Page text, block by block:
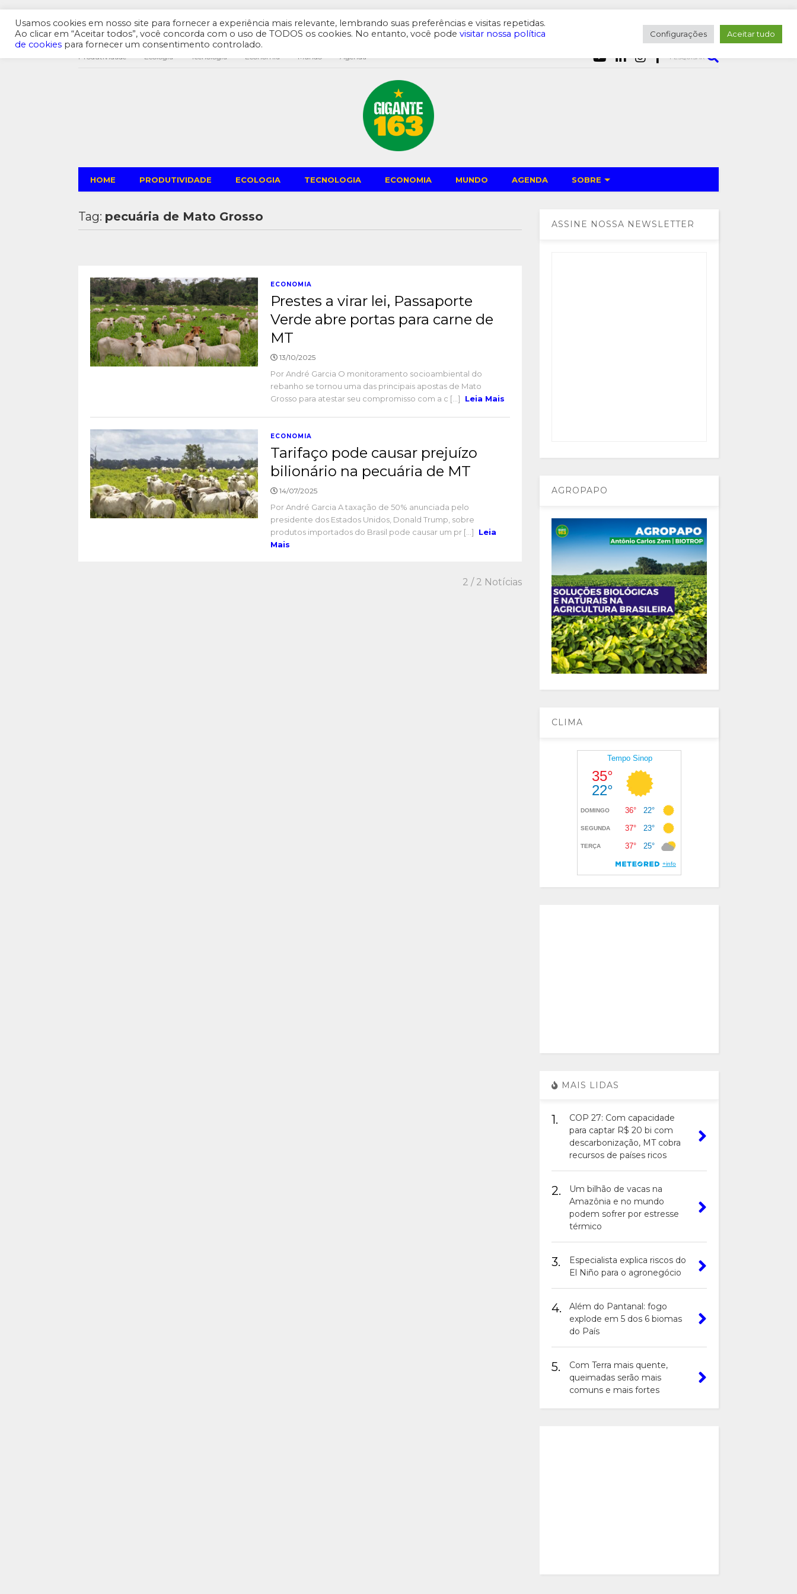
Produtividade Ecologia Tecnologia Economia Mundo Agenda PESQUISAR
HOME PRODUTIVIDADE ECOLOGIA TECNOLOGIA ECONOMIA MUNDO AGENDA SOBRE
Tag: pecuária de Mato Grosso
ECONOMIA
Prestes a virar lei, Passaporte
Verde abre portas para carne de
MT
13/10/2025
Por André Garcia O monitoramento socioambiental do
rebanho se tornou uma das principais apostas de Mato
Grosso para atestar seu compromisso com a c [...]
Leia Mais
ECONOMIA
Tarifaço pode causar prejuízo
bilionário na pecuária de MT
14/07/2025
Por André Garcia A taxação de 50% anunciada pelo
presidente dos Estados Unidos, Donald Trump, sobre
produtos importados do Brasil pode causar um pr [...]
Leia
Mais
2 / 2 Notícias
ASSINE NOSSA NEWSLETTER
AGROPAPO
CLIMA
MAIS LIDAS
1.
COP 27: Com capacidade
para captar R$ 20 bi com
descarbonização, MT cobra
recursos de países ricos
2.
Um bilhão de vacas na
Amazônia e no mundo
podem sofrer por estresse
térmico
3.
Especialista explica riscos do
El Niño para o agronegócio
4.
Além do Pantanal: fogo
explode em 5 dos 6 biomas
do País
5.
Com Terra mais quente,
queimadas serão mais
comuns e mais fortes
Usamos cookies em nosso site para fornecer a experiência mais relevante, lembrando suas preferências e visitas repetidas.
Ao clicar em “Aceitar todos”, você concorda com o uso de TODOS os cookies. No entanto, você pode visitar nossa política
de cookies para fornecer um consentimento controlado.
Configurações Aceitar tudo